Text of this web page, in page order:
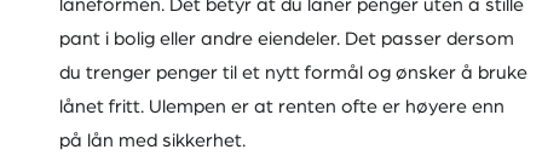
låneformen. Det betyr at du låner penger uten å stille
pant i bolig eller andre eiendeler. Det passer dersom
du trenger penger til et nytt formål og ønsker å bruke
lånet fritt. Ulempen er at renten ofte er høyere enn
på lån med sikkerhet.